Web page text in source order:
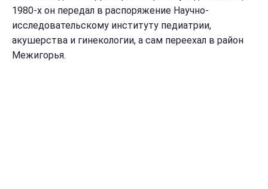
1980-х он передал в распоряжение Научно-
исследовательскому институту педиатрии,
акушерства и гинекологии, а сам переехал в район
Межигорья.